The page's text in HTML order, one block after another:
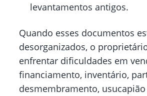
levantamentos antigos.
Quando esses documentos
desorganizados, o
enfrentar dificuldades em
financiamento, inventário,
desmembramento,